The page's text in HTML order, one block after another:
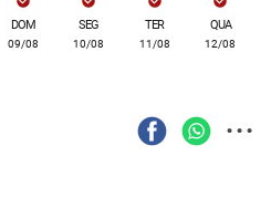
DOM
09/08
SEG
10/08
TER
11/08
QUA
12/08
...